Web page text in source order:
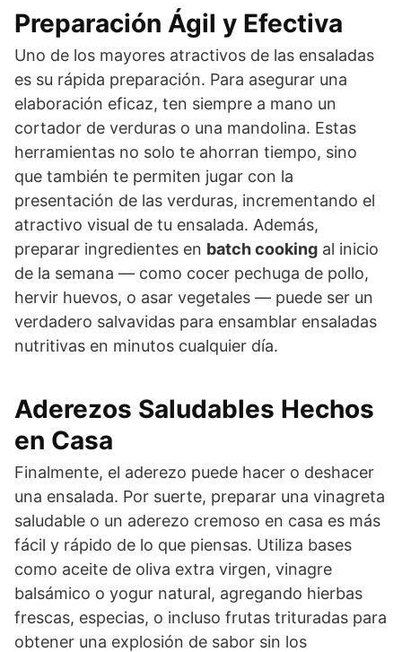
Preparación Ágil y Efectiva
Uno de los mayores atractivos de las ensaladas
es su rápida preparación. Para asegurar una
elaboración eficaz, ten siempre a mano un
cortador de verduras o una mandolina. Estas
herramientas no solo te ahorran tiempo, sino
que también te permiten jugar con la
presentación de las verduras, incrementando el
atractivo visual de tu ensalada. Además,
preparar ingredientes en batch cooking al inicio
de la semana — como cocer pechuga de pollo,
hervir huevos, o asar vegetales — puede ser un
verdadero salvavidas para ensamblar ensaladas
nutritivas en minutos cualquier día.
Aderezos Saludables Hechos
en Casa
Finalmente, el aderezo puede hacer o deshacer
una ensalada. Por suerte, preparar una vinagreta
saludable o un aderezo cremoso en casa es más
fácil y rápido de lo que piensas. Utiliza bases
como aceite de oliva extra virgen, vinagre
balsámico o yogur natural, agregando hierbas
frescas, especias, o incluso frutas trituradas para
obtener una explosión de sabor sin los